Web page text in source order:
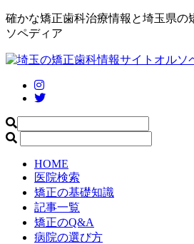
確かな矯正歯科治療情報と埼玉県の
ソペディア
HOME
医院検索
矯正の基礎知識
記事一覧
矯正のQ&A
病院の選び方